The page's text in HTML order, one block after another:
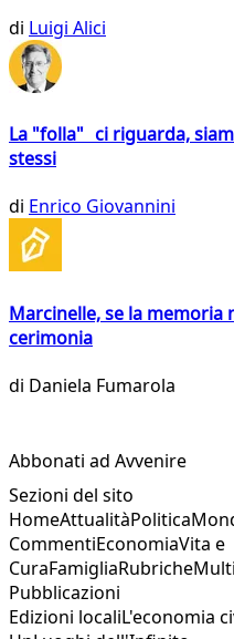
di Luigi Alici
La "folla" ci riguarda,
stessi
di Enrico Giovannini
Marcinelle, se la memoria
cerimonia
di Daniela Fumarola
Abbonati ad Avvenire
Sezioni del sito
HomeAttualitàPolitica
CommentiEconomiaVita e
CuraFamigliaRubriche
Pubblicazioni
Edizioni localiL'economia